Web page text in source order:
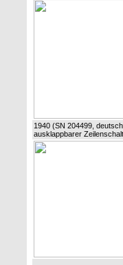
1940 (SN 204499,
ausklappbarer